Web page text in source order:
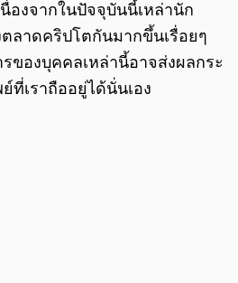
องจากในปัจจุบันนี้เหล่านัก
ลาดคริปโตกันมากขึ้นเรื่อยๆ
ของบุคคลเหล่านี้อาจส่งผลกระ
เราถืออยู่ได้นั่นเอง